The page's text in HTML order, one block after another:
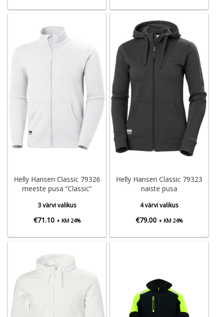
Helly Hansen Classic 79326
meeste pusa “Classic”
3 värvi valikus
€71.10 + KM 24%
Helly Hansen Classic 79323
naiste pusa
4 värvi valikus
€79.00 + KM 24%